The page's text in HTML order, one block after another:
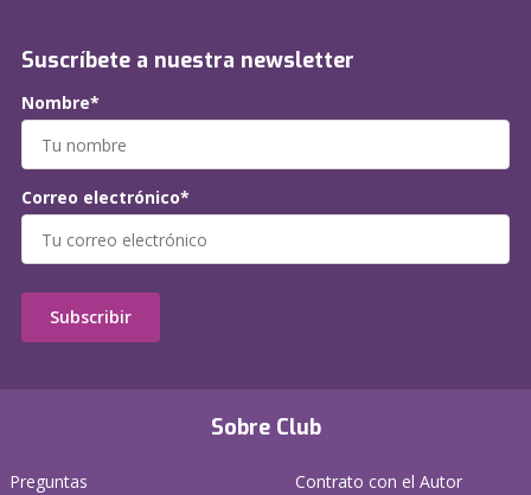
Sobre Club
Preguntas
Contrato con el Autor
Suscríbete a nuestra newsletter
Nombre*
Correo electrónico*
Subscribir